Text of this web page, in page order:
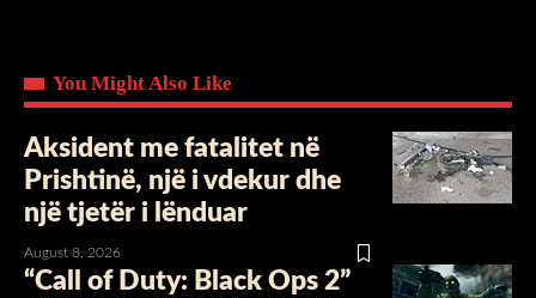
You Might Also Like
Aksident me fatalitet në
Prishtinë, një i vdekur dhe
një tjetër i lënduar
August 8, 2026
“Call of Duty: Black Ops 2”